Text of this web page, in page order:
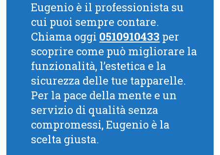
Eugenio è il professionista su
cui puoi sempre contare.
Chiama oggi 0510910433 per
scoprire come può migliorare la
funzionalità, l’estetica e la
sicurezza delle tue tapparelle.
Per la pace della mente e un
servizio di qualità senza
compromessi, Eugenio è la
scelta giusta.